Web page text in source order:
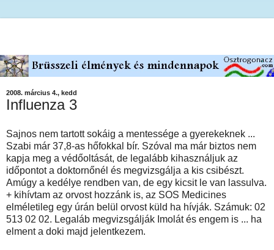
2008. március 4., kedd
Influenza 3
Sajnos nem tartott sokáig a mentessége a gyerekeknek ...
Szabi már 37,8-as hőfokkal bír. Szóval ma már biztos nem
kapja meg a védőoltását, de legalább kihasználjuk az
időpontot a doktornőnél és megvizsgálja a kis csibészt.
Amúgy a kedélye rendben van, de egy kicsit le van lassulva.
+ kihívtam az orvost hozzánk is, az SOS Medicines
elméletileg egy úrán belül orvost küld ha hívják. Számuk: 02
513 02 02. Legaláb megvizsgálják Imolát és engem is ... ha
elment a doki majd jelentkezem.